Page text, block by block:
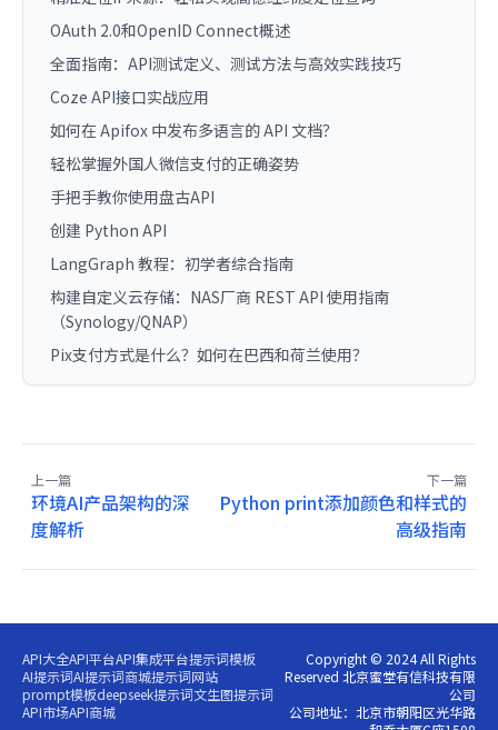
OAuth 2.0和OpenID Connect概述
全面指南：API测试定义、测试方法与高效实践技巧
Coze API接口实战应用
如何在 Apifox 中发布多语言的 API 文档？
轻松掌握外国人微信支付的正确姿势
手把手教你使用盘古API
创建 Python API
LangGraph 教程：初学者综合指南
构建自定义云存储：NAS厂商 REST API 使用指南
（Synology/QNAP）
Pix支付方式是什么？如何在巴西和荷兰使用？
上一篇
环境AI产品架构的深
度解析
下一篇
Python print添加颜色和样式的
高级指南
API大全API平台API集成平台提示词模板
AI提示词AI提示词商城提示词网站
prompt模板deepseek提示词文生图提示词
API市场API商城
Copyright © 2024 All Rights
Reserved 北京蜜堂有信科技有限
公司
公司地址：北京市朝阳区光华路